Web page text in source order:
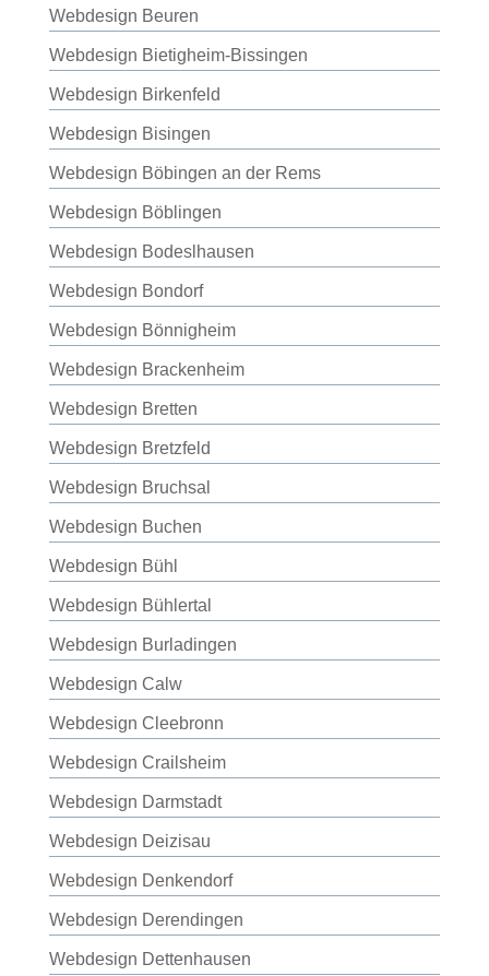
Webdesign Beuren
Webdesign Bietigheim-Bissingen
Webdesign Birkenfeld
Webdesign Bisingen
Webdesign Böbingen an der Rems
Webdesign Böblingen
Webdesign Bodeslhausen
Webdesign Bondorf
Webdesign Bönnigheim
Webdesign Brackenheim
Webdesign Bretten
Webdesign Bretzfeld
Webdesign Bruchsal
Webdesign Buchen
Webdesign Bühl
Webdesign Bühlertal
Webdesign Burladingen
Webdesign Calw
Webdesign Cleebronn
Webdesign Crailsheim
Webdesign Darmstadt
Webdesign Deizisau
Webdesign Denkendorf
Webdesign Derendingen
Webdesign Dettenhausen